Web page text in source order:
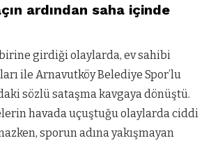
ardından saha içinde
girdiği olaylarda, ev sahibi
ile Arnavutköy Belediye Spor’lu
sözlü sataşma kavgaya dönüştü.
havada uçuştuğu olaylarda ciddi
sporun adına yakışmayan